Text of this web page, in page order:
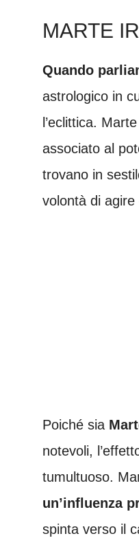
MARTE
Quando
astrologico in
l’eclittica.
associato al
trovano in
volontà di agire
Poiché sia
notevoli,
tumultuoso.
un’influenza
spinta verso il